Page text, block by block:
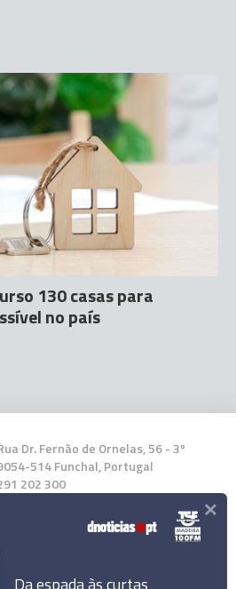
130 casas para
no país
Dr. Fernão de Ornelas, 56 - 3º
514 Funchal, Portugal
202 300
a nossa App
Da espada às curtas
×